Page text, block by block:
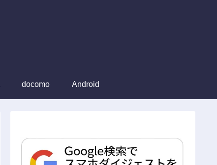
docomo Android